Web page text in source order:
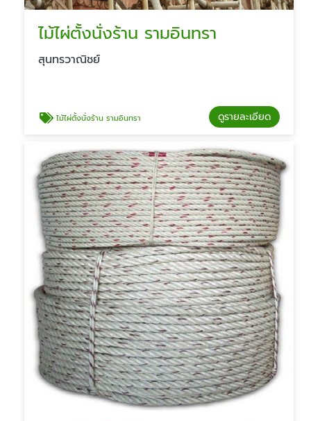
ไม้ไผ่ตั้งนั่งร้าน รามอินทรา
สุนทรวาณิชย์
ไม้ไผ่ตั้งนั่งร้าน รามอินทรา ดูรายละเอียด